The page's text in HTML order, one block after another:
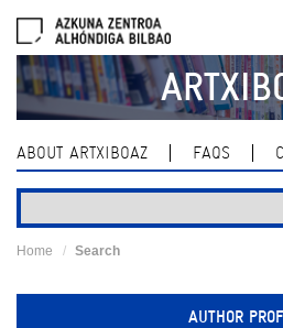
navigation
ABOUT ARTXIBOAZ FAQS
Home Search
AUTHOR